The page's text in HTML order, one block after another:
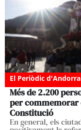
El Periòdic d'Andorra
Més de 2.200
per commemorar
Constitució
En general, els